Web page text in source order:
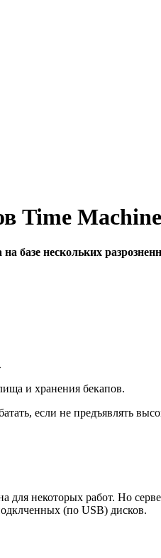
Time
базе нескольких
и хранения бекапов.
если не предъявлять
для некоторых работ. Но
(по USB) дисков.